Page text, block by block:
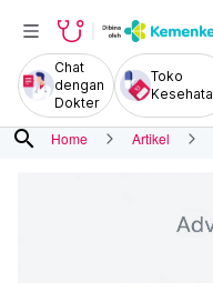
Chat
dengan
Dokter
Toko
search Home Artikel